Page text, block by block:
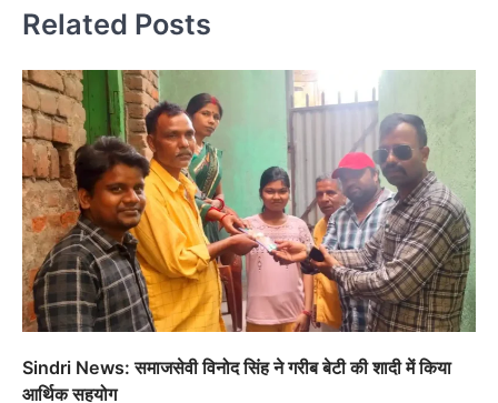
Related Posts
Sindri News: समाजसेवी विनोद सिंह ने गरीब बेटी की शादी में किया
आर्थिक सहयोग